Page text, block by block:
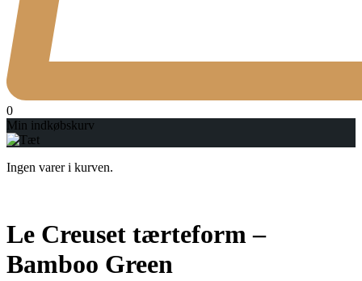
0
Min indkøbskurv
Ingen varer i kurven.
Le Creuset tærteform –
Bamboo Green